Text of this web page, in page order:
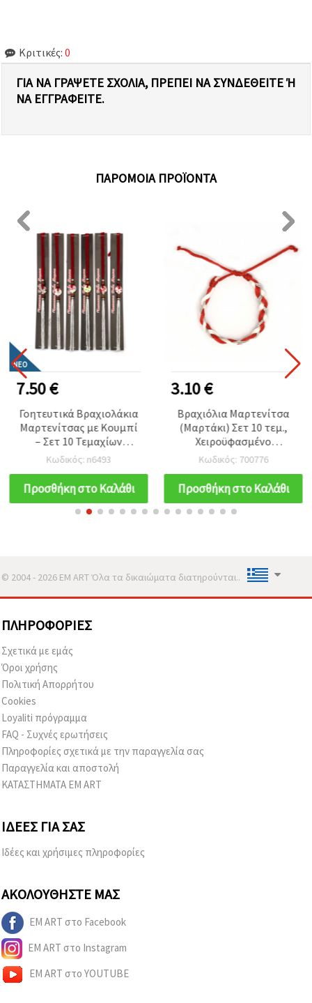
Κριτικές: 0
ΓΙΑ ΝΑ ΓΡΆΨΕΤΕ ΣΧΌΛΙΑ, ΠΡΈΠΕΙ ΝΑ ΣΥΝΔΕΘΕΊΤΕ Ή Ν
Α ΕΓΓΡΑΦΕΊΤΕ.
ΠΑΡΌΜΟΙΑ ΠΡΟΪΌΝΤΑ
ΝΈΟ
7.50 €
Γοητευτικά Βραχιολάκια
Μαρτενίτσας με Κουμπί
– Σετ 10 Τεμαχίων
(Assorted)
Κωδικός: n6493
Προσθήκη στο Καλάθι
3.10 €
Βραχιόλια Μαρτενίτσα
(Μαρτάκι) Σετ 10 τεμ.,
Χειροϋφασμένο
Μεταξωτό Κορδόνι με
Μεταλλικό Νήμα Λαμέ,
Διάφορα Χρώματα
Κωδικός: 700776
Προσθήκη στο Καλάθι
© 2004 - 2026 EM ART Όλα τα δικαιώματα διατηρούνται..
ΠΛΗΡΟΦΟΡΊΕΣ
Σχετικά με εμάς
Όροι χρήσης
Πολιτική Απορρήτου
Cookies
Loyaliti πρόγραμμα
FAQ - Συχνές ερωτήσεις
Πληροφορίες σχετικά με την παραγγελία σας
Παραγγελία και αποστολή
ΚΑΤΑΣΤΗΜΑΤΑ EM ART
ΙΔΈΕΣ ΓΙΑ ΣΑΣ
Ιδέες και χρήσιμες πληροφορίες
ΑΚΟΛΟΥΘΉΣΤΕ ΜΑΣ
EM ART στο Facebook
EM ART στο Instagram
EM ART στο YOUTUBE